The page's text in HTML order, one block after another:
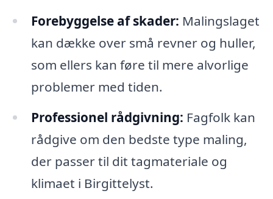
Forebyggelse af skader: Malingslaget
kan dække over små revner og huller,
som ellers kan føre til mere alvorlige
problemer med tiden.
Professionel rådgivning: Fagfolk kan
rådgive om den bedste type maling,
der passer til dit tagmateriale og
klimaet i Birgittelyst.